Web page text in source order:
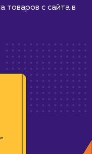
xls.